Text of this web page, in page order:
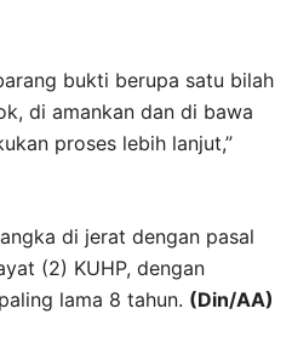
bukti berupa satu bilah
di amankan dan di bawa
proses lebih lanjut,”
di jerat dengan pasal
(2) KUHP, dengan
lama 8 tahun. (Din/AA)